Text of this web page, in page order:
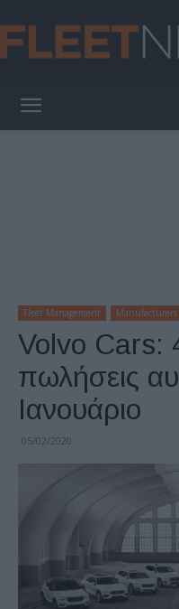
Fleet Management Manufacturers
Volvo Cars:
πωλήσεις
Ιανουάριο
05/02/2020